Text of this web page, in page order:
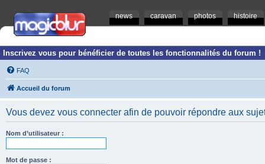
news caravan photos histoire
Inscrivez vous pour bénéficier de toutes les fonctionnalités du forum !
FAQ
Accueil du forum
Vous devez vous connecter afin de pouvoir répondre aux
Nom d’utilisateur :
Mot de passe :